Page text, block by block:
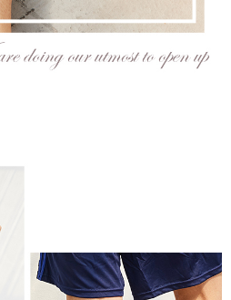
查看運費